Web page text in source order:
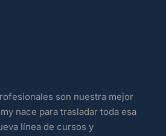
son nuestra mejor
nace para trasladar toda esa
línea de cursos y